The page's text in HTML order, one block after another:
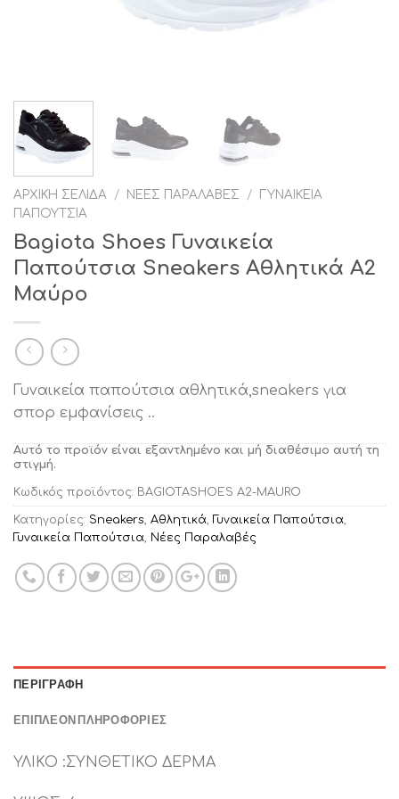
ΑΡΧΙΚΉ ΣΕΛΊΔΑ / ΝΈΕΣ ΠΑΡΑΛΑΒΈΣ /
ΓΥΝΑΙΚΕΊΑ
ΠΑΠΟΎΤΣΙΑ
Bagiota Shoes Γυναικεία
Παπούτσια Sneakers Αθλητικά Α2
Μαύρο
Γυναικεία παπούτσια αθλητικά,sneakers για
σπορ εμφανίσεις ..
Αυτό το προϊόν είναι εξαντλημένο και μή διαθέσιμο αυτή τη
στιγμή.
Κωδικός προϊόντος: BAGIOTASHOES A2-MAURO
Κατηγορίες: Sneakers, Αθλητικά, Γυναικεία Παπούτσια,
Γυναικεία Παπούτσια, Νέες Παραλαβές
ΠΕΡΙΓΡΑΦΉ
ΕΠΙΠΛΈΟΝ ΠΛΗΡΟΦΟΡΊΕΣ
ΥΛΙΚΟ :ΣΥΝΘΕΤΙΚΟ ΔΕΡΜΑ